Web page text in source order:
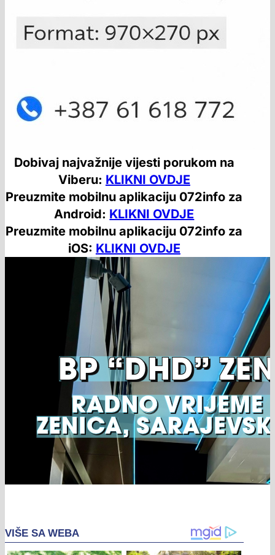
Dobivaj najvažnije vijesti porukom na
Viberu: KLIKNI OVDJE
Preuzmite mobilnu aplikaciju 072info za
Android: KLIKNI OVDJE
Preuzmite mobilnu aplikaciju 072info za
iOS: KLIKNI OVDJE